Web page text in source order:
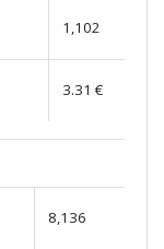
1,102
3.31 €
8,136